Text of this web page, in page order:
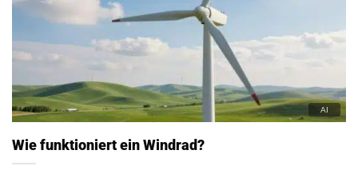
Wie funktioniert ein Windrad?